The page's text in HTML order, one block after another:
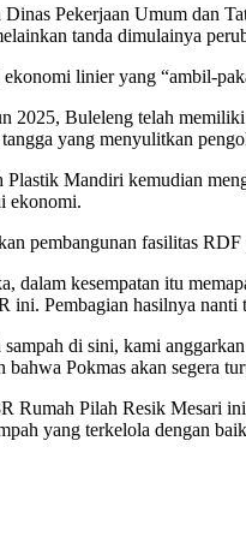
Dinas Pekerjaan Umum dan
tanda dimulainya
linier yang “ambil-
2025, Buleleng telah
yang menyulitkan
Mandiri kemudian
ekonomi.
pembangunan fasilitas
dalam kesempatan itu
ini. Pembagian hasilnya
di sini, kami
bahwa Pokmas akan segera
Rumah Pilah Resik Mesari
yang terkelola dengan